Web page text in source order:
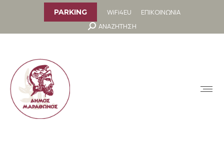
PARKING WiFi4EU
ΕΠΙΚΟΙΝΩΝΙΑ
Search:
ΑΝΑΖΗΤΗΣΗ